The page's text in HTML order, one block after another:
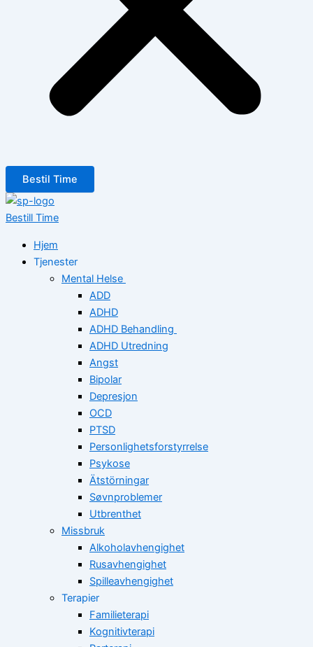
Bestil Time
Bestill Time
Hjem
Tjenester
Mental Helse
ADD
ADHD
ADHD Behandling
ADHD Utredning
Angst
Bipolar
Depresjon
OCD
PTSD
Personlighetsforstyrrelse
Psykose
Ätstörningar
Søvnproblemer
Utbrenthet
Missbruk
Alkoholavhengighet
Rusavhengighet
Spilleavhengighet
Terapier
Familieterapi
Kognitivterapi